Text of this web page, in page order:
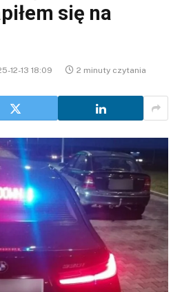
się na
12-13 18:09 2 minuty czytania